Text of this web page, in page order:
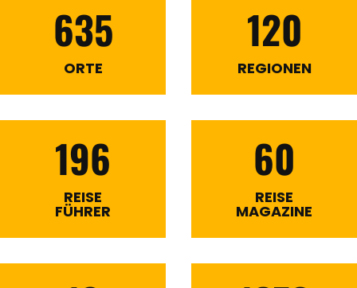
635
ORTE
120
REGIONEN
196
REISE
FÜHRER
60
REISE
MAGAZINE